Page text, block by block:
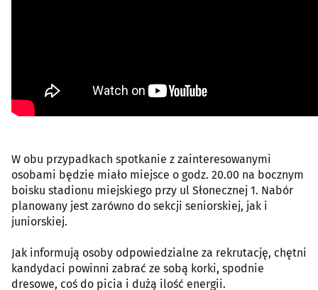
W obu przypadkach spotkanie z zainteresowanymi
osobami będzie miało miejsce o godz. 20.00 na bocznym
boisku stadionu miejskiego przy ul Słonecznej 1. Nabór
planowany jest zarówno do sekcji seniorskiej, jak i
juniorskiej.
Jak informują osoby odpowiedzialne za rekrutację, chętni
kandydaci powinni zabrać ze sobą korki, spodnie
dresowe, coś do picia i dużą ilość energii.